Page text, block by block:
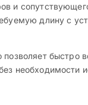
и
длину с
быстро
необходимости